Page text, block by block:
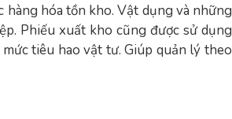
hóa tồn kho. Vật dụng và những
Phiếu xuất kho cũng được sử dụng
tiêu hao vật tư. Giúp quản lý theo